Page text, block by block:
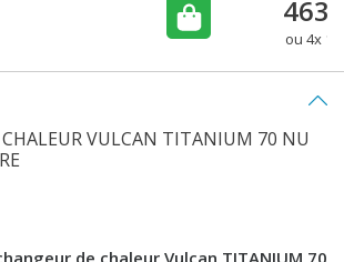
463
ou 4x
CHALEUR VULCAN TITANIUM 70 NU
de chaleur Vulcan TITANIUM 70